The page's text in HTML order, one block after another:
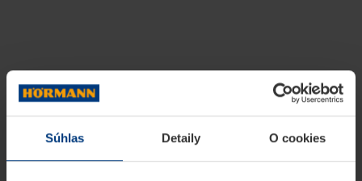
Súhlas Detaily O cookies